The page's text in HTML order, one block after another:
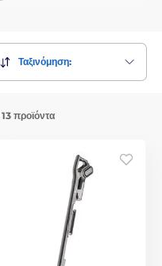
Ταξινόμηση:
προϊόντα